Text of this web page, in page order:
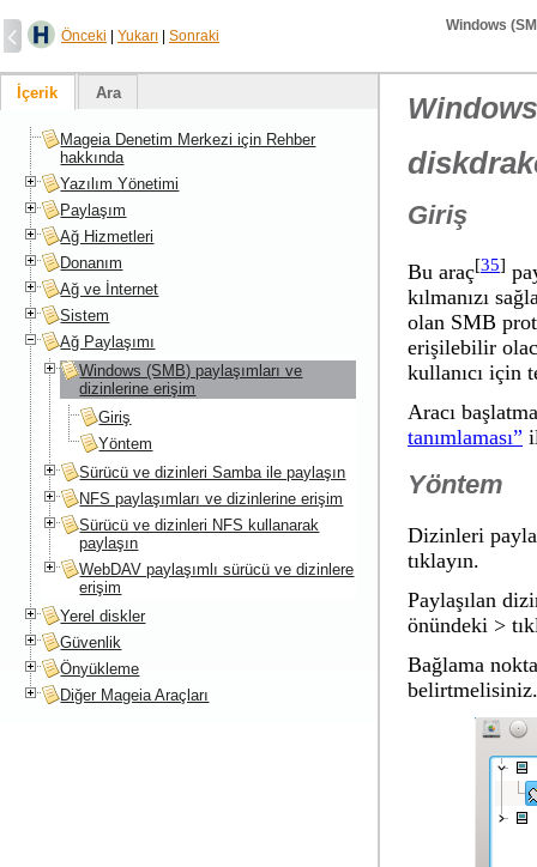
Önceki Yukarı Sonraki
Windows
Giriş
Bu araç[35]
kılmanızı
olan SMB
erişilebilir
kullanıcı için
Aracı
tanımlaması”
Yöntem
Dizinleri
tıklayın.
Paylaşılan
önündeki >
Bağlama
belirtmelisiniz.
İçerik Ara
Mageia Denetim Merkezi için Rehber
hakkında
Yazılım Yönetimi
Paylaşım
Ağ Hizmetleri
Donanım
Ağ ve İnternet
Sistem
Ağ Paylaşımı
Windows (SMB) paylaşımları ve
dizinlerine erişim
Giriş
Yöntem
Sürücü ve dizinleri Samba ile paylaşın
NFS paylaşımları ve dizinlerine erişim
Sürücü ve dizinleri NFS kullanarak
paylaşın
WebDAV paylaşımlı sürücü ve dizinlere
erişim
Yerel diskler
Güvenlik
Önyükleme
Diğer Mageia Araçları